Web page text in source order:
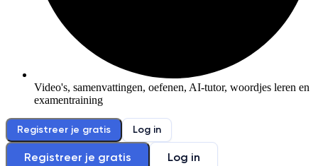
Video's, samenvattingen, oefenen, AI-tutor, woordjes leren en
examentraining
Registreer je gratis Log in
Registreer je gratis Log in